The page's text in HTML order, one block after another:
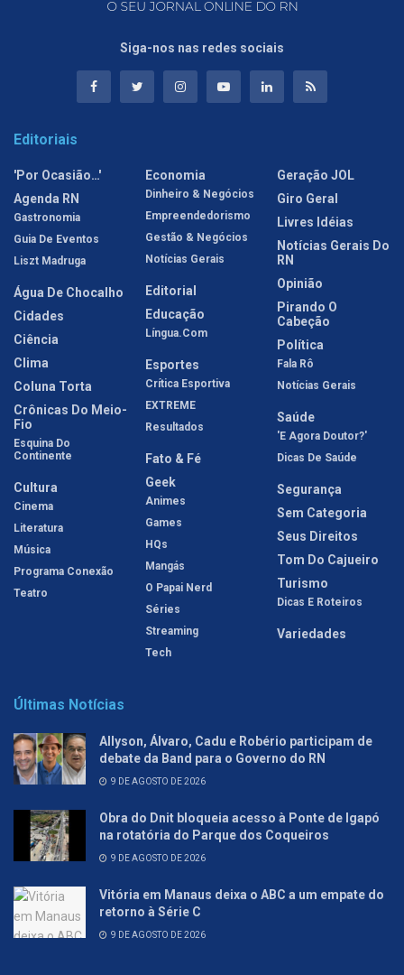
Siga-nos nas redes sociais
Editoriais
'Por Ocasião…'
Agenda RN
Gastronomia
Guia De Eventos
Liszt Madruga
Água De Chocalho
Cidades
Ciência
Clima
Coluna Torta
Crônicas Do Meio-
Fio
Esquina Do
Continente
Cultura
Cinema
Literatura
Música
Programa Conexão
Teatro
Economia
Dinheiro & Negócios
Empreendedorismo
Gestão & Negócios
Notícias Gerais
Editorial
Educação
Língua.com
Esportes
Crítica Esportiva
EXTREME
Resultados
Fato & Fé
Geek
Animes
Games
HQs
Mangás
O Papai Nerd
Séries
Streaming
Tech
Geração JOL
Giro Geral
Livres Idéias
Notícias Gerais Do
RN
Opinião
Pirando O
Cabeção
Política
Fala Rô
Notícias Gerais
Saúde
'E Agora Doutor?'
Dicas De Saúde
Segurança
Sem Categoria
Seus Direitos
Tom Do Cajueiro
Turismo
Dicas E Roteiros
Variedades
Últimas Notícias
Allyson, Álvaro, Cadu e Robério participam de
debate da Band para o Governo do RN
9 DE AGOSTO DE 2026
Obra do Dnit bloqueia acesso à Ponte de Igapó
na rotatória do Parque dos Coqueiros
9 DE AGOSTO DE 2026
Vitória em Manaus deixa o ABC a um empate do
retorno à Série C
9 DE AGOSTO DE 2026